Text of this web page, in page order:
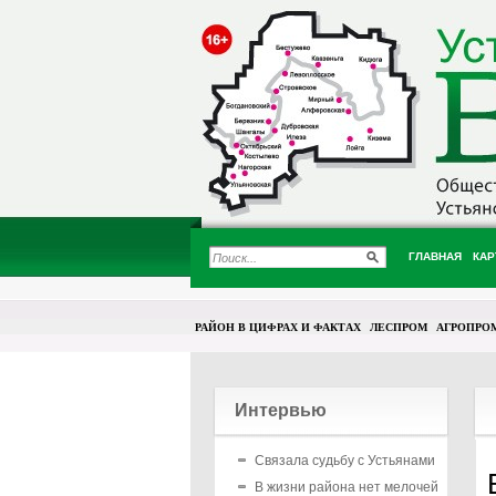
ГЛАВНАЯ
РАЙОН В ЦИФРАХ И ФАКТАХ ЛЕСПРОМ
Интервью
Связала судьбу с Устьянами
В жизни района нет мелочей